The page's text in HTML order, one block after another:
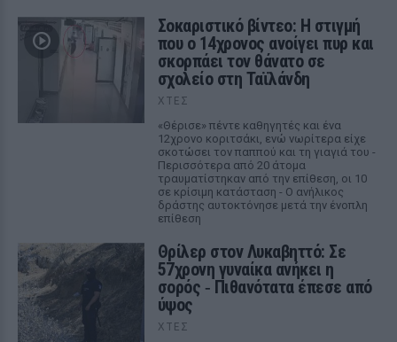
Σοκαριστικό βίντεο: Η στιγμή
που ο 14χρονος ανοίγει πυρ και
σκορπάει τον θάνατο σε
σχολείο στη Ταϊλάνδη
ΧΤΕΣ
«Θέρισε» πέντε καθηγητές και ένα
12χρονο κοριτσάκι, ενώ νωρίτερα είχε
σκοτώσει τον παππού και τη γιαγιά του -
Περισσότερα από 20 άτομα
τραυματίστηκαν από την επίθεση, οι 10
σε κρίσιμη κατάσταση - Ο ανήλικος
δράστης αυτοκτόνησε μετά την ένοπλη
επίθεση
Θρίλερ στον Λυκαβηττό: Σε
57χρονη γυναίκα ανήκει η
σορός ‑ Πιθανότατα έπεσε από
ύψος
ΧΤΕΣ